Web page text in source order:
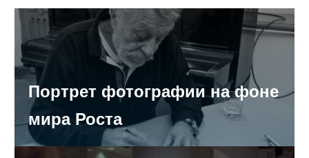
Южный мост не открыли. Природа помешала
На подготовку к ЧМ Самара в следующем году
дополнительно потратит почти 300 млн рублей
Портрет фотографии на фоне
мира Роста